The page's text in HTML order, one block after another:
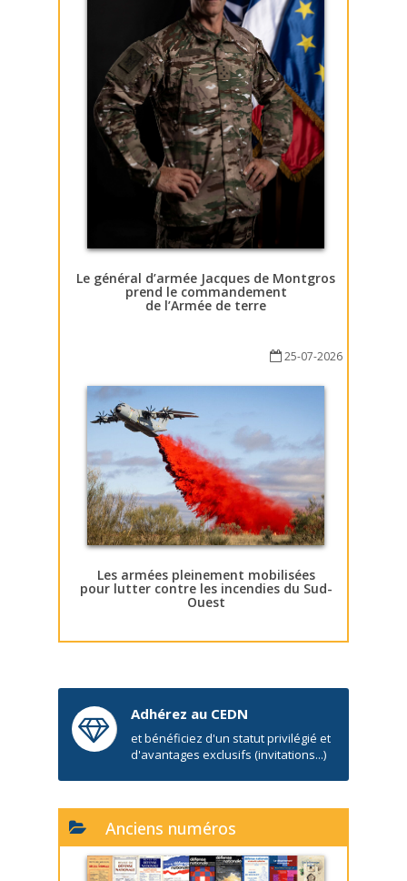
Le général d’armée Jacques de Montgros
prend le commandement
de l’Armée de terre
25-07-2026
Les armées pleinement mobilisées
pour lutter contre les incendies du Sud-
Ouest
Adhérez au CEDN
et bénéficiez d'un statut privilégié et
d'avantages exclusifs (invitations...)
Anciens numéros